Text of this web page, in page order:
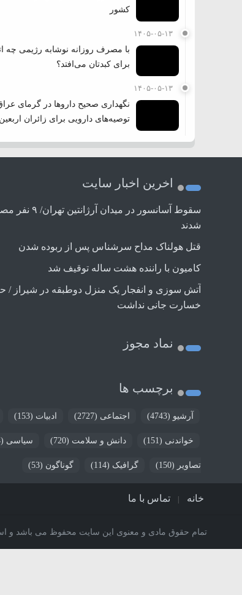
کشور
۱۴۰۵-۰۵-۱۳
با مصرف روزانه نوشابه رژیمی چه
برای کبدتان می‌افتد؟
۱۴۰۵-۰۵-۱۳
نگهداری صحیح داروها در گرمای
توصیه‌های دارویی برای زائران اربعین
اخرین اخبار سایت
سقوط آسانسور در میدان
شدند
قتل هولناک مداح سرشناس پس از ربوده شدن
کامیون با راننده هشت ساله توقیف شد
آتش سوزی و انفجار یک منزل دوطبقه در شیراز /
خسارت جانی نداشت
نماد مجوز
برچسب ها
آرشیو (4743) اجتماعی (2727) ادبیات (153)
خواندنی (151) دانش و سلامت (720) سیاسی (1894)
تصاویر (150) گرافیک (114) گوناگون (53)
خانه تماس با ما
تمام حقوق مادی و معنوی این سایت محفوظ می باشد و